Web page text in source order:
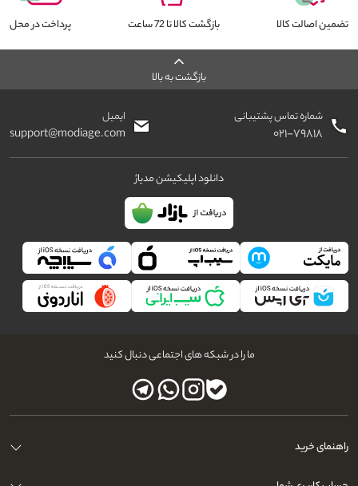
تضمین اصالت کالا بازگشت کالا تا 72 ساعت پرداخت در محل
بازگشت به بالا
شماره تماس پشتیبانی
۰۲۱-۷۹۸۱۸
ایمیل
support@modiage.com
دانلود اپلیکیشن مدیاژ
ما را در شبکه های اجتماعی دنبال کنید
راهنمای خرید